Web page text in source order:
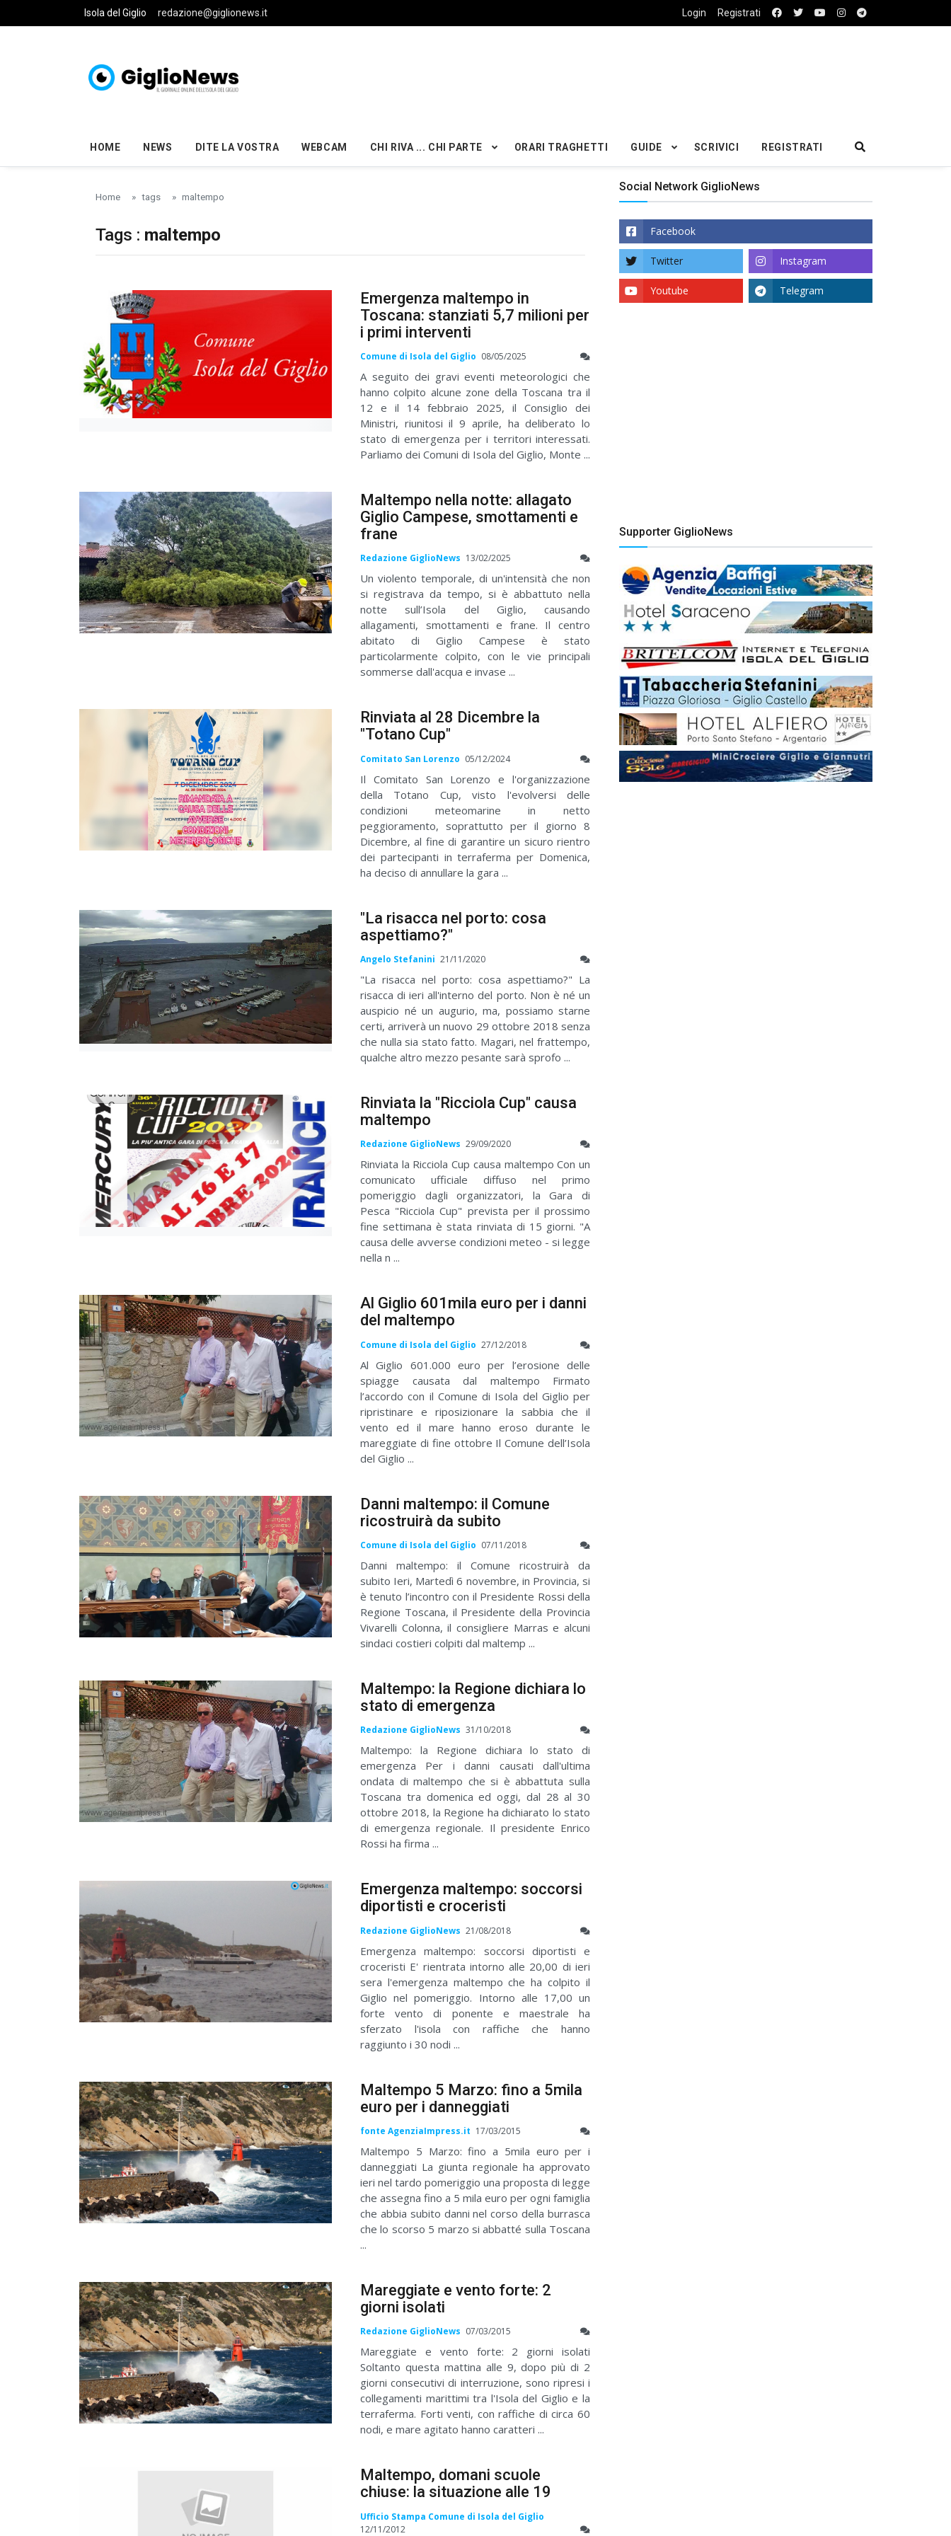
Skip to main content
Isola del Giglio redazione@giglionews.it Login Registrati
HOME NEWS DITE LA VOSTRA WEBCAM CHI RIVA ... CHI PARTE ORARI TRAGHETTI GUIDE SCRIVICI REGISTRATI
Home tags maltempo
Tags : maltempo
Emergenza maltempo in
Toscana: stanziati 5,7 milioni per
i primi interventi
Comune di Isola del Giglio 08/05/2025
A seguito dei gravi eventi meteorologici che
hanno colpito alcune zone della Toscana tra il
12 e il 14 febbraio 2025, il Consiglio dei
Ministri, riunitosi il 9 aprile, ha deliberato lo
stato di emergenza per i territori interessati.
Parliamo dei Comuni di Isola del Giglio, Monte ...
Maltempo nella notte: allagato
Giglio Campese, smottamenti e
frane
Redazione GiglioNews 13/02/2025
Un violento temporale, di un'intensità che non
si registrava da tempo, si è abbattuto nella
notte sull’Isola del Giglio, causando
allagamenti, smottamenti e frane. Il centro
abitato di Giglio Campese è stato
particolarmente colpito, con le vie principali
sommerse dall'acqua e invase ...
Rinviata al 28 Dicembre la
"Totano Cup"
Comitato San Lorenzo 05/12/2024
Il Comitato San Lorenzo e l'organizzazione
della Totano Cup, visto l'evolversi delle
condizioni meteomarine in netto
peggioramento, soprattutto per il giorno 8
Dicembre, al fine di garantire un sicuro rientro
dei partecipanti in terraferma per Domenica,
ha deciso di annullare la gara ...
"La risacca nel porto: cosa
aspettiamo?"
Angelo Stefanini 21/11/2020
"La risacca nel porto: cosa aspettiamo?" La
risacca di ieri all'interno del porto. Non è né un
auspicio né un augurio, ma, possiamo starne
certi, arriverà un nuovo 29 ottobre 2018 senza
che nulla sia stato fatto. Magari, nel frattempo,
qualche altro mezzo pesante sarà sprofo ...
Rinviata la "Ricciola Cup" causa
maltempo
Redazione GiglioNews 29/09/2020
Rinviata la Ricciola Cup causa maltempo Con un
comunicato ufficiale diffuso nel primo
pomeriggio dagli organizzatori, la Gara di
Pesca "Ricciola Cup" prevista per il prossimo
fine settimana è stata rinviata di 15 giorni. "A
causa delle avverse condizioni meteo - si legge
nella n ...
Al Giglio 601mila euro per i danni
del maltempo
Comune di Isola del Giglio 27/12/2018
Al Giglio 601.000 euro per l’erosione delle
spiagge causata dal maltempo Firmato
l’accordo con il Comune di Isola del Giglio per
ripristinare e riposizionare la sabbia che il
vento ed il mare hanno eroso durante le
mareggiate di fine ottobre Il Comune dell’Isola
del Giglio ...
Danni maltempo: il Comune
ricostruirà da subito
Comune di Isola del Giglio 07/11/2018
Danni maltempo: il Comune ricostruirà da
subito Ieri, Martedì 6 novembre, in Provincia, si
è tenuto l’incontro con il Presidente Rossi della
Regione Toscana, il Presidente della Provincia
Vivarelli Colonna, il consigliere Marras e alcuni
sindaci costieri colpiti dal maltemp ...
Maltempo: la Regione dichiara lo
stato di emergenza
Redazione GiglioNews 31/10/2018
Maltempo: la Regione dichiara lo stato di
emergenza Per i danni causati dall'ultima
ondata di maltempo che si è abbattuta sulla
Toscana tra domenica ed oggi, dal 28 al 30
ottobre 2018, la Regione ha dichiarato lo stato
di emergenza regionale. Il presidente Enrico
Rossi ha firma ...
Emergenza maltempo: soccorsi
diportisti e croceristi
Redazione GiglioNews 21/08/2018
Emergenza maltempo: soccorsi diportisti e
croceristi E' rientrata intorno alle 20,00 di ieri
sera l'emergenza maltempo che ha colpito il
Giglio nel pomeriggio. Intorno alle 17,00 un
forte vento di ponente e maestrale ha
sferzato l'isola con raffiche che hanno
raggiunto i 30 nodi ...
Maltempo 5 Marzo: fino a 5mila
euro per i danneggiati
fonte AgenziaImpress.it 17/03/2015
Maltempo 5 Marzo: fino a 5mila euro per i
danneggiati La giunta regionale ha approvato
ieri nel tardo pomeriggio una proposta di legge
che assegna fino a 5 mila euro per ogni famiglia
che abbia subito danni nel corso della burrasca
che lo scorso 5 marzo si abbatté sulla Toscana
...
Mareggiate e vento forte: 2
giorni isolati
Redazione GiglioNews 07/03/2015
Mareggiate e vento forte: 2 giorni isolati
Soltanto questa mattina alle 9, dopo più di 2
giorni consecutivi di interruzione, sono ripresi i
collegamenti marittimi tra l'Isola del Giglio e la
terraferma. Forti venti, con raffiche di circa 60
nodi, e mare agitato hanno caratteri ...
Maltempo, domani scuole
chiuse: la situazione alle 19
Ufficio Stampa Comune di Isola del Giglio
12/11/2012
Social Network GiglioNews
Facebook
Twitter Instagram
Youtube Telegram
Supporter GiglioNews